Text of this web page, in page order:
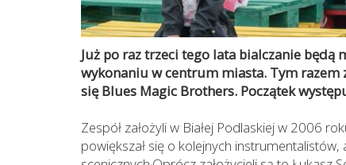
Już po raz trzeci tego lata bialczanie
wykonaniu w centrum miasta. Tym razem
się Blues Magic Brothers. Początek
Zespół założyli w Białej Podlaskiej w 2006
powiększał się o kolejnych